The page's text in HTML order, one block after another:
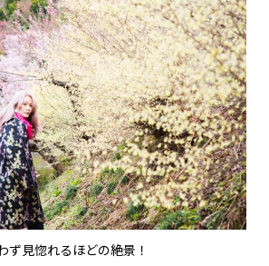
ず見惚れるほどの絶景！